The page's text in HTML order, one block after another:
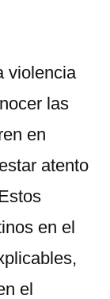
violencia
las
en
atento
en el
el